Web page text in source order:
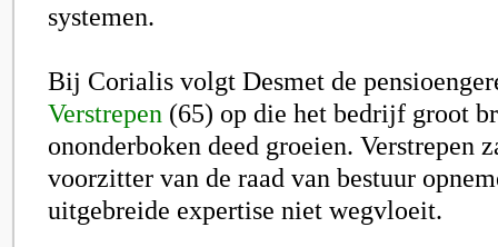
systemen.
Bij Corialis volgt Desmet de
Verstrepen (65) op die het bedrijf groot
ononderboken deed groeien. Verstrepen
voorzitter van de raad van bestuur
uitgebreide expertise niet wegvloeit.